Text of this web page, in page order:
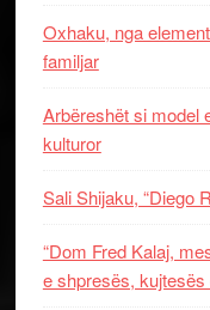
Oxhaku, nga
familjar
Arbëreshët si model
kulturor
Sali Shijaku, “Diego
“Dom Fred Kalaj,
e shpresës, kujtesës